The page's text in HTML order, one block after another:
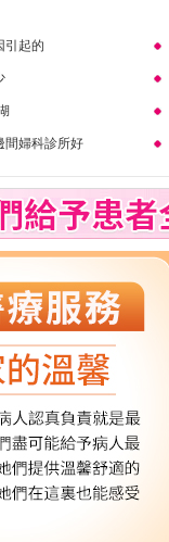
引起的
間婦科診所好